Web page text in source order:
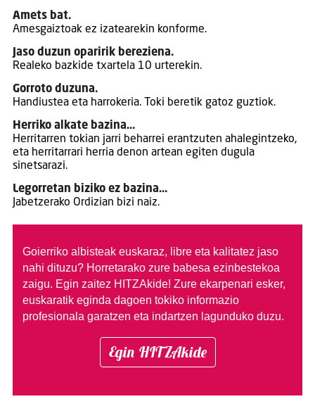
Amets bat.
Amesgaiztoak ez izatearekin konforme.
Jaso duzun oparirik bereziena.
Realeko bazkide txartela 10 urterekin.
Gorroto duzuna.
Handiustea eta harrokeria. Toki beretik gatoz guztiok.
Herriko alkate bazina…
Herritarren tokian jarri beharrei erantzuten ahalegintzeko,
eta herritarrari herria denon artean egiten dugula
sinetsarazi.
Legorretan biziko ez bazina…
Jabetzerako Ordizian bizi naiz.
Goierriko albisteak euskaraz, libre eta kalitatez jaso
nahi dituzu? Horretarako zure babesa ezinbestekoa
zaigu. Egin zaitez HITZAkide! Zure ekarpenari esker,
euskaratik eginda dagoen tokiko informazio
profesionala garatzen eta indartzen lagunduko duzu.
Egin HITZAkide